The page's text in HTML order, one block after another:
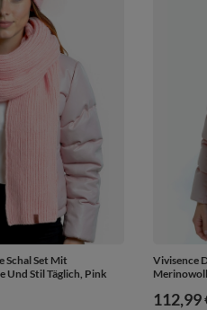
Schal Set Mit
Und Stil Täglich, Pink
Vivisence
112,99